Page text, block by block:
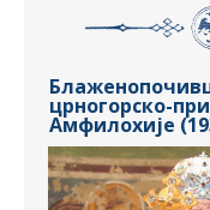
црногорско-
Амфилохије